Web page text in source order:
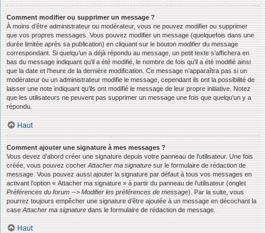
Comment modifier ou supprimer un message ?
À moins d’être administrateur ou modérateur, vous ne pouvez modifier ou supprimer
que vos propres messages. Vous pouvez modifier un message (quelquefois dans une
durée limitée après sa publication) en cliquant sur le bouton modifier du message
correspondant. Si quelqu’un a déjà répondu au message, un petit texte s’affichera en
bas du message indiquant qu’il a été modifié, le nombre de fois qu’il a été modifié ainsi
que la date et l’heure de la dernière modification. Ce message n’apparaîtra pas si un
modérateur ou un administrateur modifie le message, cependant ils ont la possibilité de
laisser une note indiquant qu’ils ont modifié le message de leur propre initiative. Notez
que les utilisateurs ne peuvent pas supprimer un message une fois que quelqu’un y a
répondu.
Haut
Comment ajouter une signature à mes messages ?
Vous devez d’abord créer une signature depuis votre panneau de l’utilisateur. Une fois
créée, vous pouvez cocher Attacher ma signature sur le formulaire de rédaction de
message. Vous pouvez aussi ajouter la signature par défaut à tous vos messages en
activant l’option « Attacher ma signature » à partir du panneau de l’utilisateur (onglet
Préférences du forum --> Modifier les préférences de message). Par la suite, vous
pourrez toujours empêcher une signature d’être ajoutée à un message en décochant la
case Attacher ma signature dans le formulaire de rédaction de message.
Haut